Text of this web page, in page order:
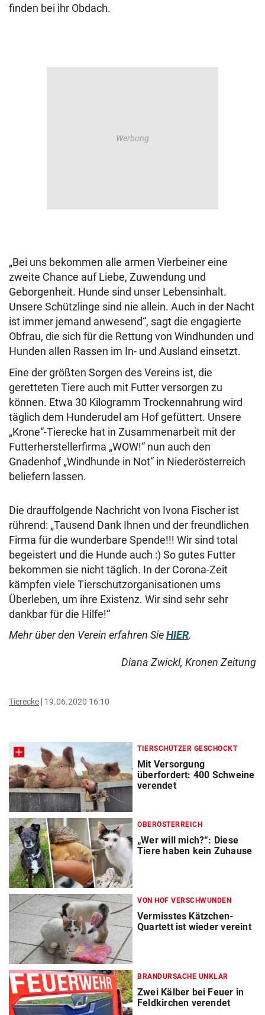
finden bei ihr Obdach.
„Bei uns bekommen alle armen Vierbeiner eine
zweite Chance auf Liebe, Zuwendung und
Geborgenheit. Hunde sind unser Lebensinhalt.
Unsere Schützlinge sind nie allein. Auch in der Nacht
ist immer jemand anwesend“, sagt die engagierte
Obfrau, die sich für die Rettung von Windhunden und
Hunden allen Rassen im In- und Ausland einsetzt.
Eine der größten Sorgen des Vereins ist, die
geretteten Tiere auch mit Futter versorgen zu
können. Etwa 30 Kilogramm Trockennahrung wird
täglich dem Hunderudel am Hof gefüttert. Unsere
„Krone“-Tierecke hat in Zusammenarbeit mit der
Futterherstellerfirma „WOW!“ nun auch den
Gnadenhof „Windhunde in Not“ in Niederösterreich
beliefern lassen.
Die drauffolgende Nachricht von Ivona Fischer ist
rührend: „Tausend Dank Ihnen und der freundlichen
Firma für die wunderbare Spende!!! Wir sind total
begeistert und die Hunde auch :) So gutes Futter
bekommen sie nicht täglich. In der Corona-Zeit
kämpfen viele Tierschutzorganisationen ums
Überleben, um ihre Existenz. Wir sind sehr sehr
dankbar für die Hilfe!“
Mehr über den Verein erfahren SieHIER.
Diana Zwickl, Kronen Zeitung
Tierecke 19.06.2020 16:10
TIERSCHÜTZER GESCHOCKT
Mit Versorgung
überfordert: 400 Schweine
verendet
OBERÖSTERREICH
„Wer will mich?“: Diese
Tiere haben kein Zuhause
VON HOF VERSCHWUNDEN
Vermisstes Kätzchen-
Quartett ist wieder vereint
BRANDURSACHE UNKLAR
Zwei Kälber bei Feuer in
Feldkirchen verendet